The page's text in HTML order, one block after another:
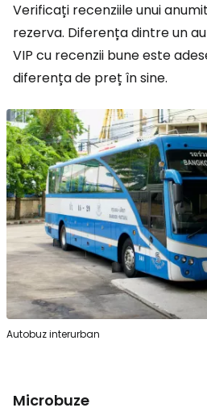
Verificați recenziile unui
rezerva. Diferența dintre un
VIP cu recenzii bune este
diferența de preț în sine.
Autobuz interurban
Microbuze